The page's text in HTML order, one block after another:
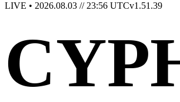
LIVE • 2026.08.03 // 23:56 UTCv1.51.39